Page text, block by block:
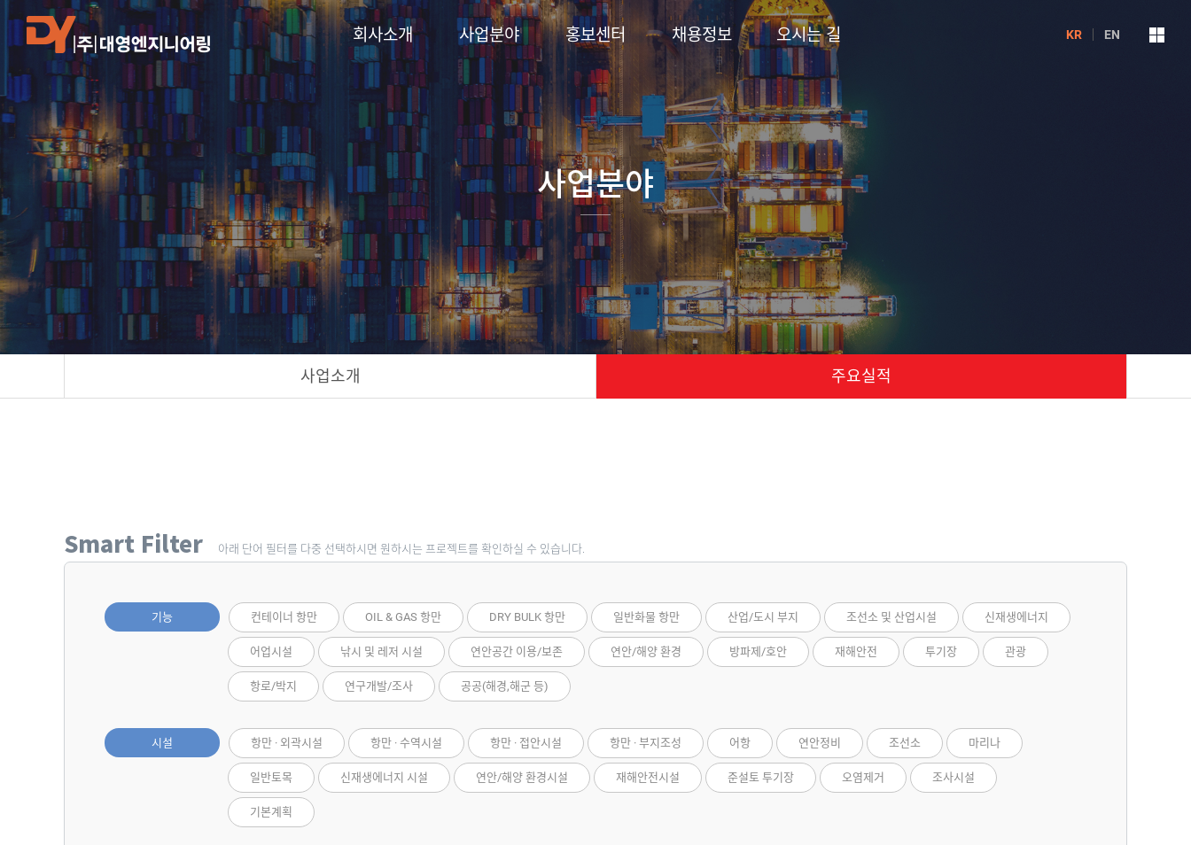
회사소개 사업분야 홍보센터 채용정보 오시는 길 KR EN
사업소개 주요실적
사업분야
Smart Filter 아래 단어 필터를 다중 선택하시면 원하시는 프로젝트를 확인하실 수 있습니다.
기능 컨테이너 항만 OIL & GAS 항만 DRY BULK 항만 일반화물 항만 산업/도시 부지 조선소 및 산업시설 신재생에너지
어업시설 낚시 및 레저 시설 연안공간 이용/보존 연안/해양 환경 방파제/호안 재해안전 투기장 관광
항로/박지 연구개발/조사 공공(해경,해군 등)
시설 항만 · 외곽시설 항만 · 수역시설 항만 · 접안시설 항만 · 부지조성 어항 연안정비 조선소 마리나
일반토목 신재생에너지 시설 연안/해양 환경시설 재해안전시설 준설토 투기장 오염제거 조사시설
기본계획